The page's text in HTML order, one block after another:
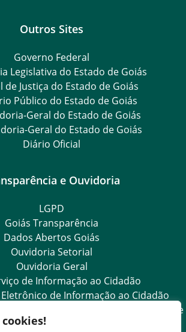
Outros Sites
Governo Federal
Legislativa do Estado de Goiás
de Justiça do Estado de Goiás
Público do Estado de Goiás
Geral do Estado de Goiás
Geral do Estado de Goiás
Diário Oficial
e Ouvidoria
LGPD
Goiás Transparência
Dados Abertos Goiás
Ouvidoria Setorial
Ouvidoria Geral
de Informação ao Cidadão
Eletrônico de Informação ao Cidadão
das Organizações Sociais de Saúde
e Sociedade Civil